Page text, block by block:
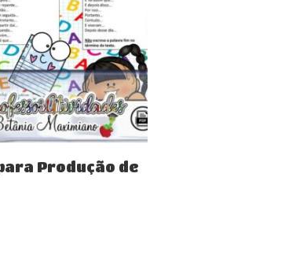
Comprar
Produção de